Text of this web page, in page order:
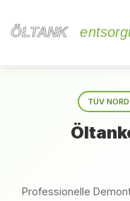
ÖLTANK
ÖLTANK
TÜV
Professionelle